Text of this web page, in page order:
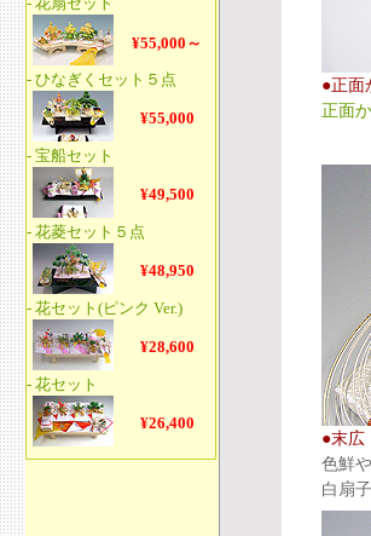
●正面
正面
●末
色鮮
白扇